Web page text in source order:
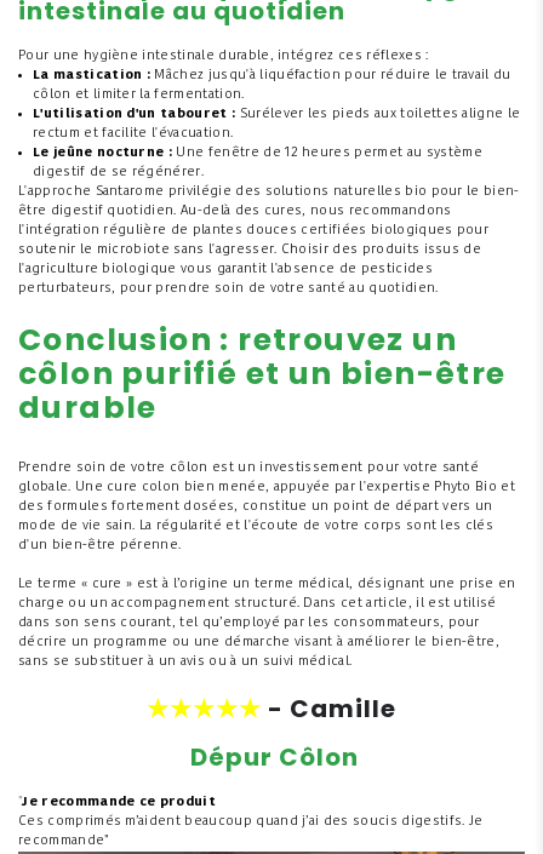
intestinale au quotidien
Pour une hygiène intestinale durable, intégrez ces réflexes :
La mastication : Mâchez jusqu'à liquéfaction pour réduire le travail du
côlon et limiter la fermentation.
L'utilisation d'un tabouret : Surélever les pieds aux toilettes aligne le
rectum et facilite l'évacuation.
Le jeûne nocturne : Une fenêtre de 12 heures permet au système
digestif de se régénérer.
L'approche Santarome privilégie des solutions naturelles bio pour le bien-
être digestif quotidien. Au-delà des cures, nous recommandons
l'intégration régulière de plantes douces certifiées biologiques pour
soutenir le microbiote sans l'agresser. Choisir des produits issus de
l'agriculture biologique vous garantit l'absence de pesticides
perturbateurs, pour prendre soin de votre santé au quotidien.
Conclusion : retrouvez un
côlon purifié et un bien-être
durable
Prendre soin de votre côlon est un investissement pour votre santé
globale. Une cure colon bien menée, appuyée par l'expertise Phyto Bio et
des formules fortement dosées, constitue un point de départ vers un
mode de vie sain. La régularité et l'écoute de votre corps sont les clés
d'un bien-être pérenne.
Le terme « cure » est à l’origine un terme médical, désignant une prise en
charge ou un accompagnement structuré. Dans cet article, il est utilisé
dans son sens courant, tel qu’employé par les consommateurs, pour
décrire un programme ou une démarche visant à améliorer le bien-être,
sans se substituer à un avis ou à un suivi médical.
★★★★★ - Camille
Dépur Côlon
"Je recommande ce produit
Ces comprimés m’aident beaucoup quand j’ai des soucis digestifs. Je
recommande"